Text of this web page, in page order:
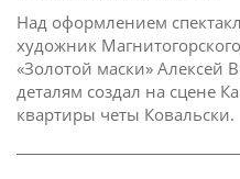
Над оформлением
художник
«Золотой маски» Алексей
деталям создал на сцене
квартиры четы Ковальски.